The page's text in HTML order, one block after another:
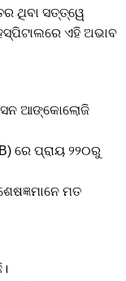
ଥିବା ସତ୍ତ୍ୱେ
ଏହି ଅଭାବ
ଆଙ୍କୋଲୋଜି
ରେ ପ୍ରାୟ ୨୨୦ରୁ
ମତ